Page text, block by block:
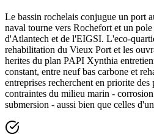
Le bassin rochelais conjugue un port
naval tourne vers Rochefort et un
d'Atlantech et de l'EIGSI. L'eco-
rehabilitation du Vieux Port et les
herites du plan PAPI Xynthia
constant, entre neuf bas carbone et
entreprises recherchent en priorite
contraintes du milieu marin -
submersion - aussi bien que celles